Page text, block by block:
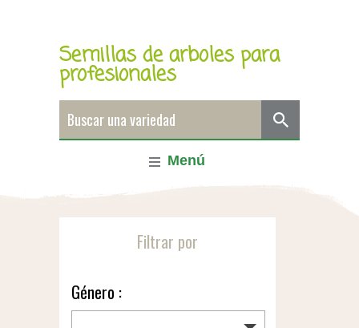
Semillas de arboles para
profesionales
Menú
Filtrar por
Género :